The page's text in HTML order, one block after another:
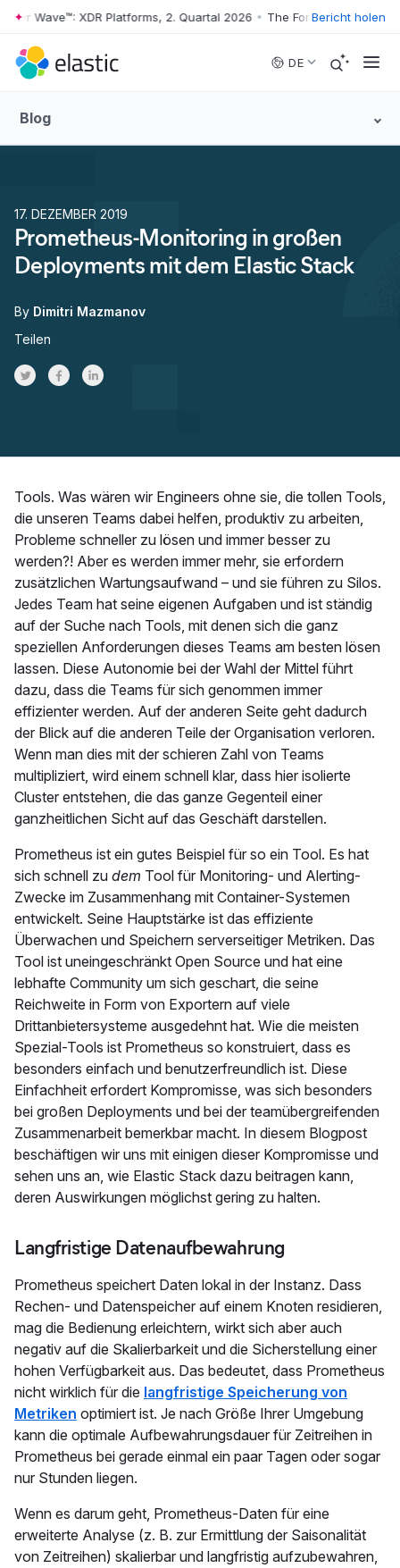
Skip to main content
Wave™: XDR Platforms, 2. Quartal 2026 • The Forrester Wave™:
Bericht holen
DE
Blog
17. DEZEMBER 2019
Prometheus-Monitoring in großen
Deployments mit dem Elastic Stack
By Dimitri Mazmanov
Teilen
Share on Twitter
Share on Facebook
Share on LinkedInr
Tools. Was wären wir Engineers ohne sie, die tollen Tools,
die unseren Teams dabei helfen, produktiv zu arbeiten,
Probleme schneller zu lösen und immer besser zu
werden?! Aber es werden immer mehr, sie erfordern
zusätzlichen Wartungsaufwand – und sie führen zu Silos.
Jedes Team hat seine eigenen Aufgaben und ist ständig
auf der Suche nach Tools, mit denen sich die ganz
speziellen Anforderungen dieses Teams am besten lösen
lassen. Diese Autonomie bei der Wahl der Mittel führt
dazu, dass die Teams für sich genommen immer
effizienter werden. Auf der anderen Seite geht dadurch
der Blick auf die anderen Teile der Organisation verloren.
Wenn man dies mit der schieren Zahl von Teams
multipliziert, wird einem schnell klar, dass hier isolierte
Cluster entstehen, die das ganze Gegenteil einer
ganzheitlichen Sicht auf das Geschäft darstellen.
Prometheus ist ein gutes Beispiel für so ein Tool. Es hat
sich schnell zu dem Tool für Monitoring- und Alerting-
Zwecke im Zusammenhang mit Container-Systemen
entwickelt. Seine Hauptstärke ist das effiziente
Überwachen und Speichern serverseitiger Metriken. Das
Tool ist uneingeschränkt Open Source und hat eine
lebhafte Community um sich geschart, die seine
Reichweite in Form von Exportern auf viele
Drittanbietersysteme ausgedehnt hat. Wie die meisten
Spezial-Tools ist Prometheus so konstruiert, dass es
besonders einfach und benutzerfreundlich ist. Diese
Einfachheit erfordert Kompromisse, was sich besonders
bei großen Deployments und bei der teamübergreifenden
Zusammenarbeit bemerkbar macht. In diesem Blogpost
beschäftigen wir uns mit einigen dieser Kompromisse und
sehen uns an, wie Elastic Stack dazu beitragen kann,
deren Auswirkungen möglichst gering zu halten.
Langfristige Datenaufbewahrung
Prometheus speichert Daten lokal in der Instanz. Dass
Rechen- und Datenspeicher auf einem Knoten residieren,
mag die Bedienung erleichtern, wirkt sich aber auch
negativ auf die Skalierbarkeit und die Sicherstellung einer
hohen Verfügbarkeit aus. Das bedeutet, dass Prometheus
nicht wirklich für die langfristige Speicherung von
Metriken optimiert ist. Je nach Größe Ihrer Umgebung
kann die optimale Aufbewahrungsdauer für Zeitreihen in
Prometheus bei gerade einmal ein paar Tagen oder sogar
nur Stunden liegen.
Wenn es darum geht, Prometheus-Daten für eine
erweiterte Analyse (z. B. zur Ermittlung der Saisonalität
von Zeitreihen) skalierbar und langfristig aufzubewahren,